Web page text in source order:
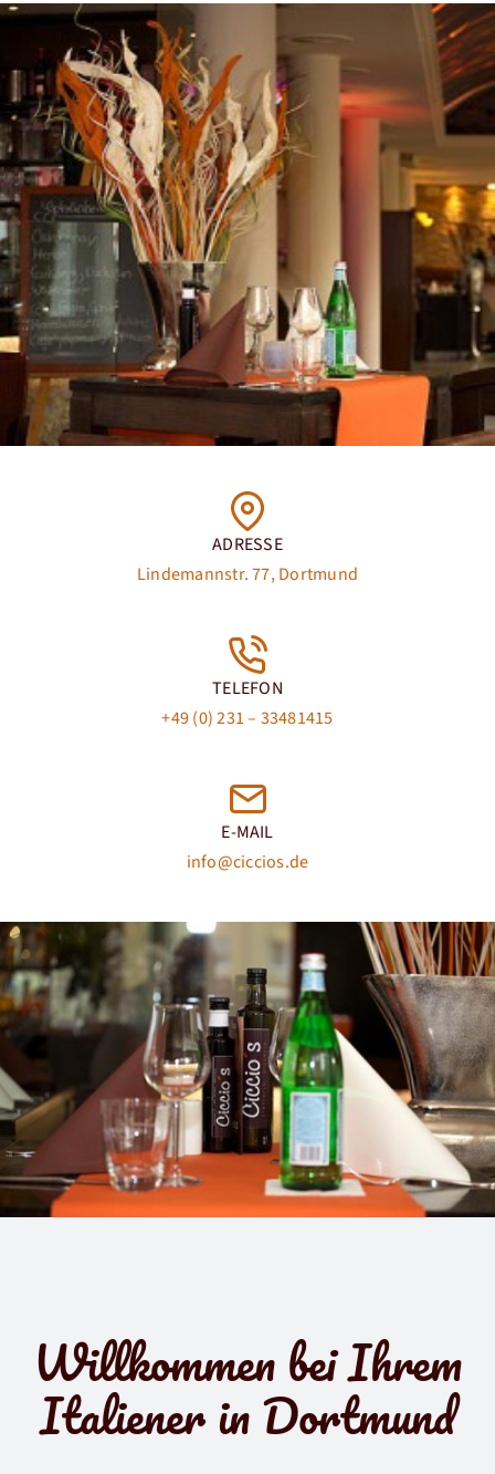
ADRESSE
Lindemannstr. 77, Dortmund
TELEFON
+49 (0) 231 – 33481415
E-MAIL
info@ciccios.de
Willkommen bei Ihrem
Italiener in Dortmund